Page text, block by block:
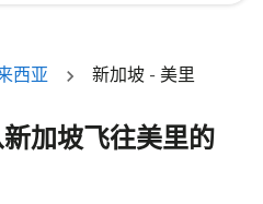
西亚 新加坡 - 美里
加坡飞往美里的
票。请调整您的筛选条件。